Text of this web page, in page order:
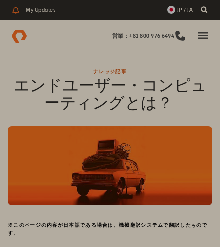
My Updates JP / JA
営業：+81 800 976 6494
ナレッジ記事
エンドユーザー・コンピュ
ーティングとは？
※このページの内容が日本語である場合は、機械翻訳システムで翻訳したもので
す。